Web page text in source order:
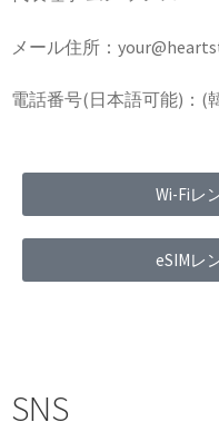
メール住所：
電話番号(日本語可能)：(
Wi-Fiレ
eSIMレ
SNS